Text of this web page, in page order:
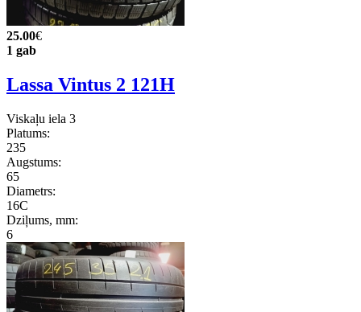
25.00€
1 gab
Lassa Vintus 2 121H
Viskaļu iela 3
Platums:
235
Augstums:
65
Diametrs:
16C
Dziļums, mm:
6